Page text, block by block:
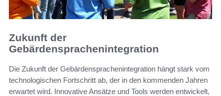
Zukunft der
Gebärdensprachenintegration
Die Zukunft der Gebärdensprachenintegration hängt stark vom
technologischen Fortschritt ab, der in den kommenden Jahren
erwartet wird. Innovative Ansätze und Tools werden entwickelt,